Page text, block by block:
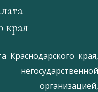
края
Краснодарского края,
организацией,